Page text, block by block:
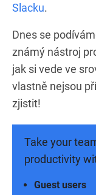
Slacku.
Dnes se
známý nástroj
jak si vede ve
vlastně nejsou
zjistit!
Take your
productivity
Guest users